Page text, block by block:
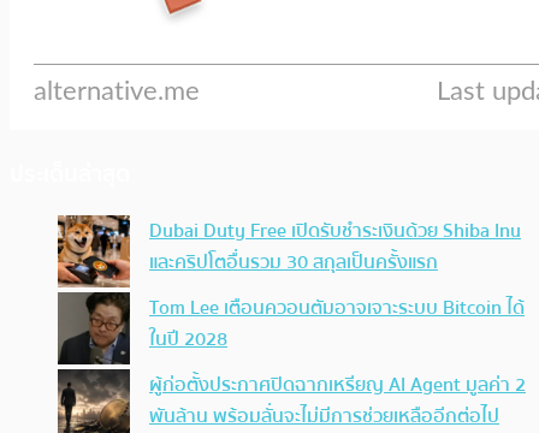
Dubai Duty Free เปิดรับชำระเงินด้วย Shiba Inu
และคริปโตอื่นรวม 30 สกุลเป็นครั้งแรก
Tom Lee เตือนควอนตัมอาจเจาะระบบ Bitcoin ได้
ในปี 2028
ผู้ก่อตั้งประกาศปิดฉากเหรียญ AI Agent มูลค่า 2
พันล้าน พร้อมลั่นจะไม่มีการช่วยเหลืออีกต่อไป